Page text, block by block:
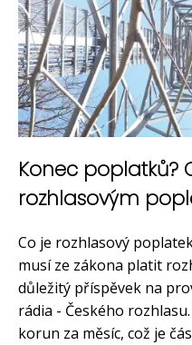
Konec poplatků?
rozhlasovým
Co je rozhlasový
musí ze zákona platit
důležitý příspěvek na
rádia - Českého
korun za měsíc, což je